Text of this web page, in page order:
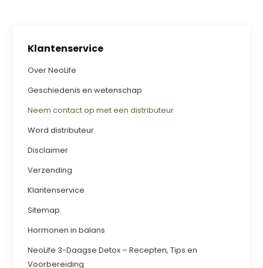
Klantenservice
Over NeoLife
Geschiedenis en wetenschap
Neem contact op met een distributeur
Word distributeur
Disclaimer
Verzending
Klantenservice
Sitemap
Hormonen in balans
NeoLife 3-Daagse Detox – Recepten, Tips en
Voorbereiding